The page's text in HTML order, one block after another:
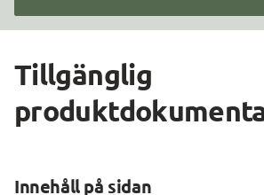
Tillgänglig
Innehåll på sidan